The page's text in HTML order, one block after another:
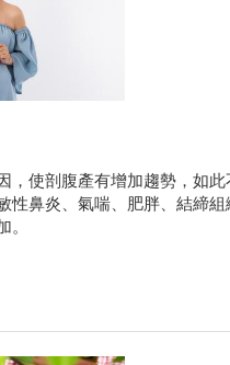
使剖腹產有增加趨勢，如此
鼻炎、氣喘、肥胖、結締